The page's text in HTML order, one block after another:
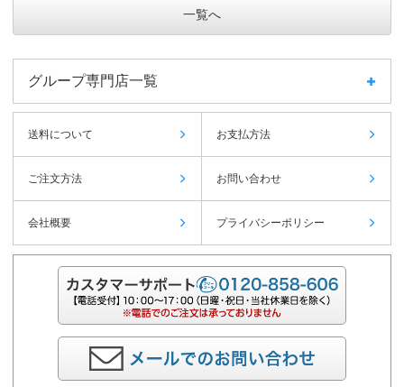
一覧へ
グループ専門店一覧
送料について お支払方法
ご注文方法 お問い合わせ
会社概要 プライバシーポリシー